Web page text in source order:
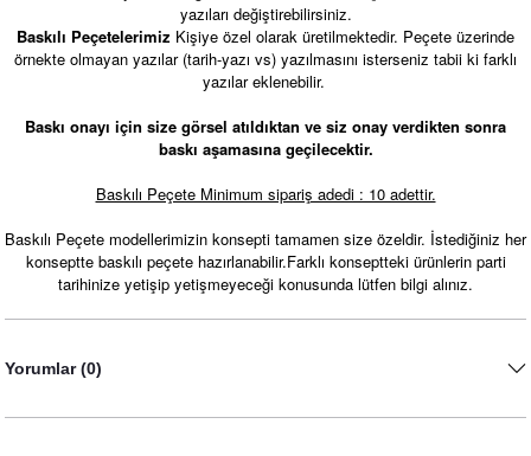
yazıları değiştirebilirsiniz.
Baskılı Peçetelerimiz Kişiye özel olarak üretilmektedir. Peçete üzerinde
örnekte olmayan yazılar (tarih-yazı vs) yazılmasını isterseniz tabii ki farklı
yazılar eklenebilir.
Baskı onayı için size görsel atıldıktan ve siz onay verdikten sonra
baskı aşamasına geçilecektir.
Baskılı Peçete Minimum sipariş adedi : 10 adettir.
Baskılı Peçete modellerimizin konsepti tamamen size özeldir. İstediğiniz her
konseptte baskılı peçete hazırlanabilir.Farklı konseptteki ürünlerin parti
tarihinize yetişip yetişmeyeceği konusunda lütfen bilgi alınız.
Yorumlar (0)